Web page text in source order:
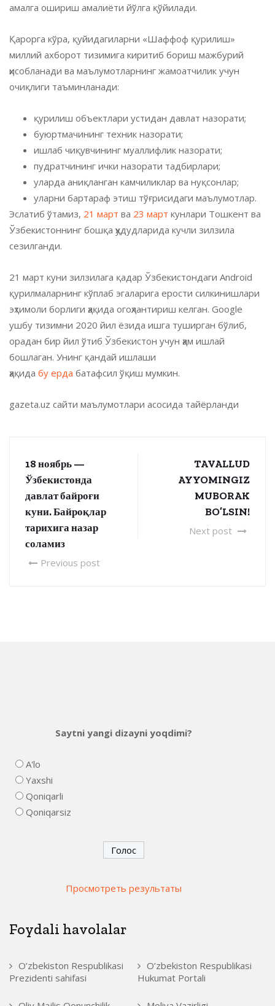
амалга ошириш амалиёти йўлга қўйилади.
Қарорга кўра, қуйидагиларни «Шаффоф қурилиш»
миллий ахборот тизимига киритиб бориш мажбурий
ҳисобланади ва маълумотларнинг жамоатчилик учун
очиқлиги таъминланади:
қурилиш объектлари устидан давлат назорати;
буюртмачининг техник назорати;
ишлаб чиқувчининг муаллифлик назорати;
пудратчининг ички назорати тадбирлари;
уларда аниқланган камчиликлар ва нуқсонлар;
уларни бартараф этиш тўғрисидаги маълумотлар.
Эслатиб ўтамиз, 21 март ва 23 март кунлари Тошкент ва
Ўзбекистоннинг бошқа ҳудудларида кучли зилзила
сезилганди.
21 март куни зилзилага қадар Ўзбекистондаги Android
қурилмаларнинг кўплаб эгаларига ерости силкинишлари
эҳтимоли борлиги ҳақида огоҳлантириш келган. Google
ушбу тизимни 2020 йил ёзида ишга туширган бўлиб,
орадан бир йил ўтиб Ўзбекистон учун ҳам ишлай
бошлаган. Унинг қандай ишлаши
ҳақида бу ерда батафсил ўқиш мумкин.
gazeta.uz сайти маълумотлари асосида тайёрланди
18 ноябрь —
Ўзбекистонда
давлат байроғи
куни. Байроқлар
тарихига назар
соламиз
Previous post
TAVALLUD
AYYOMINGIZ
MUBORAK
BO’LSIN!
Next post
Saytni yangi dizayni yoqdimi?
A'lo
Yaxshi
Qoniqarli
Qoniqarsiz
Просмотреть результаты
Foydali havolalar
O’zbekiston Respublikasi
Prezidenti sahifasi
O’zbekiston Respublikasi
Hukumat Portali